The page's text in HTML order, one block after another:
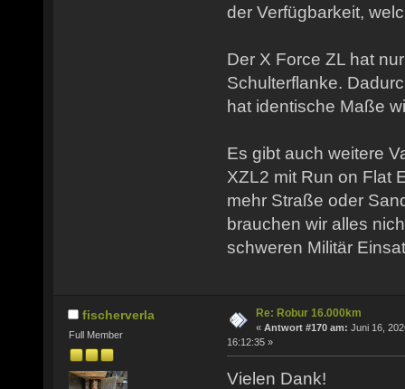
der Verfügbarkeit,
Der X Force ZL hat
Schulterflanke.
hat identische Maße
Es gibt auch weitere
XZL2 mit Run on Flat
mehr Straße oder
brauchen wir alles
schweren Militär
fischerverla
Full Member
Re: Robur 16.000km
« Antwort #170 am: Juni 16,
16:12:35 »
Vielen Dank!